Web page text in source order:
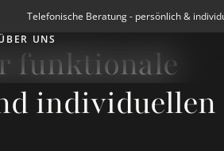
Telefonische Beratung - persönlich &
UNS
funktionale
individuellen